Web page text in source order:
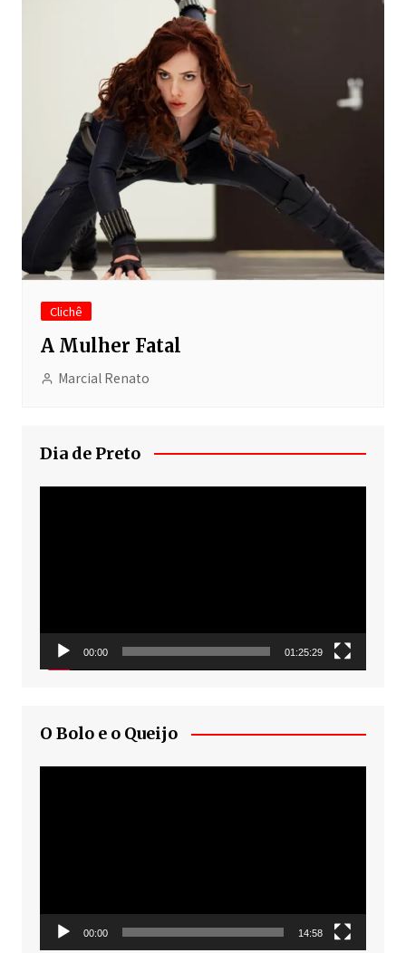
Clichê
A Mulher Fatal
Marcial Renato
Dia de Preto
00:00 01:25:29
O Bolo e o Queijo
00:00 14:58